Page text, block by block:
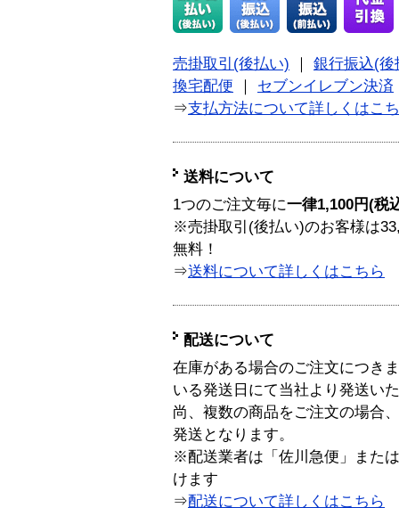
売掛取引(後払い)
銀行振込(後
換宅配便
セブンイレブン決済
⇒支払方法について詳しくはこ
送料について
1つのご注文毎に一律1,100円(税
※売掛取引(後払い)のお客様は
無料！
⇒送料について詳しくはこちら
配送について
在庫がある場合のご注文につき
いる発送日にて当社より発送い
尚、複数の商品をご注文の場合
発送となります。
※配送業者は「佐川急便」また
けます
⇒配送について詳しくはこちら